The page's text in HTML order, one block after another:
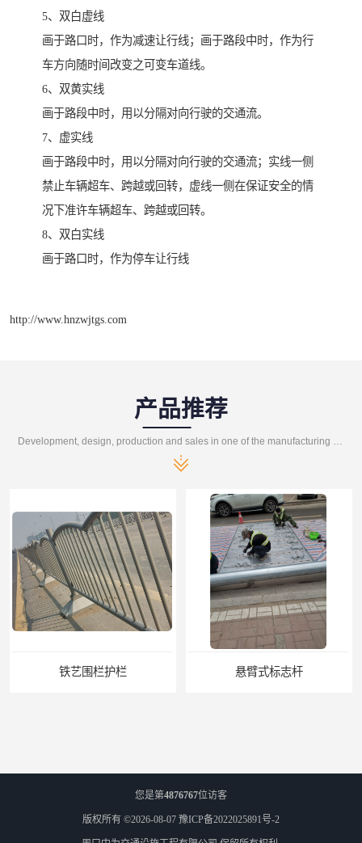
5、双白虚线
画于路口时，作为减速让行线；画于路段中时，作为行
车方向随时间改变之可变车道线。
6、双黄实线
画于路段中时，用以分隔对向行驶的交通流。
7、虚实线
画于路段中时，用以分隔对向行驶的交通流；实线一侧
禁止车辆超车、跨越或回转，虚线一侧在保证安全的情
况下准许车辆超车、跨越或回转。
8、双白实线
画于路口时，作为停车让行线
http://www.hnzwjtgs.com
产品推荐
悬臂式标志杆 F型悬臂式交通标志杆
您是第4876767位访客
版权所有 ©2026-08-07 豫ICP备2022025891号-2